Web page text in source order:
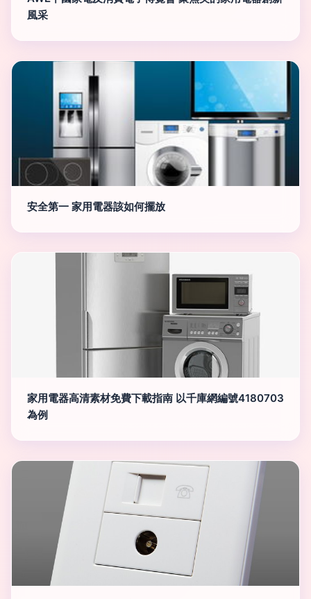
風采
安全第一 家用電器該如何擺放
家用電器高清素材免費下載指南 以千庫網編號4180703
為例